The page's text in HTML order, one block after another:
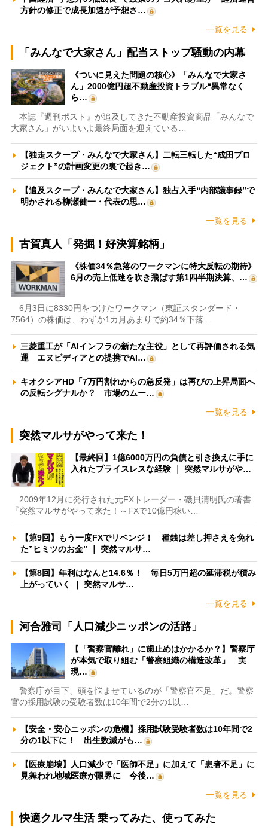
方針の修正で成長加速が予想さ…
一覧を見る
「みんなで大家さん」配当ストップ騒動の内幕
《ついに見えた問題の核心》「みんなで大家さ
ん」2000億円超不動産投資トラブル“異常なく
ら…
本誌『週刊ポスト』が追及してきた不動産投資商品「みんなで
大家さん」がいよいよ最終局面を迎えている…
【独走スクープ・みんなで大家さん】二転三転した“成田プロ
ジェクト”の計画変更の裏で起き…
【追及スクープ・みんなで大家さん】独占入手“内部議事録”で
明かされる柳瀬健一・代表の思…
一覧を見る
古賀真人「発掘！好決算銘柄」
《株価34％急落のワークマンに特大反転の期待》
6月の売上低迷を吹き飛ばす第1四半期決算、…
6月3日に8330円をつけたワークマン（東証スタンダード・
7564）の株価は、わずか1カ月あまりで約34％下落…
三菱重工が「AIインフラの新たな主役」として再評価される気
運 エヌビディアとの提携でAI…
キオクシアHD「7万円割れからの急反発」は再びの上昇局面へ
の反転シグナルか？ 市場のムー…
一覧を見る
突然マルサがやって来た！
【最終回】1億6000万円の負債と引き換えに手に
入れたプライスレスな経験 ｜ 突然マルサがや…
2009年12月に発行された元FXトレーダー・磯貝清明氏の著書
『突然マルサがやって来た！～FXで10億円稼い…
【第9回】もう一度FXでリベンジ！ 種銭は差し押さえを免れ
た”ヒミツのお金” ｜ 突然マルサ…
【第8回】年利はなんと14.6％！ 毎日5万円超の延滞税が積み
上がっていく ｜ 突然マルサ…
一覧を見る
河合雅司「人口減少ニッポンの活路」
【「警察官離れ」に歯止めはかかるか？】警察庁
が本気で取り組む「警察組織の構造改革」 実
現…
警察庁が目下、頭を悩ませているのが「警察官不足」だ。警察
官の採用試験の受験者数は10年間で2分の1以…
【安全・安心ニッポンの危機】採用試験受験者数は10年間で2
分の1以下に！ 出生数減がも…
【医療崩壊】人口減少で「医師不足」に加えて「患者不足」に
見舞われ地域医療が限界に 今後…
一覧を見る
快適クルマ生活 乗ってみた、使ってみた